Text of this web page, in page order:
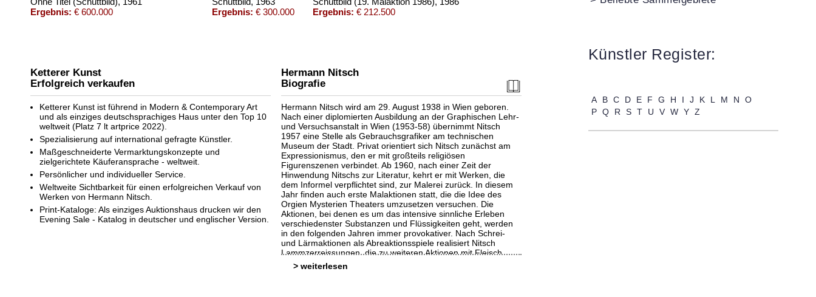
Ergebnis: € 600.000
Ergebnis: € 300.000
Ergebnis: € 212.500
Auktion 520 - Lot 381
HERMANN NITSCH
Bodenschüttbild (38. Malaktion 1996)
Ergebnis:€ 200.000
Ketterer Kunst
Erfolgreich verkaufen
Ketterer Kunst ist führend in Modern & Contemporary Art
und als einziges deutschsprachiges Haus unter den Top 10
weltweit (Platz 7 lt artprice 2022).
Spezialisierung auf international gefragte Künstler.
Maßgeschneiderte Vermarktungskonzepte und
zielgerichtete Käuferansprache - weltweit.
Persönlicher und individueller Service.
Weltweite Sichtbarkeit für einen erfolgreichen Verkauf von
Werken von Hermann Nitsch.
Print-Kataloge: Als einziges Auktionshaus drucken wir den
Evening Sale - Katalog in deutscher und englischer Version.
Hermann Nitsch
Biografie
Hermann Nitsch wird am 29. August 1938 in Wien geboren.
Nach einer diplomierten Ausbildung an der Graphischen Lehr-
und Versuchsanstalt in Wien (1953-58) übernimmt Nitsch
1957 eine Stelle als Gebrauchsgrafiker am technischen
Museum der Stadt. Privat orientiert sich Nitsch zunächst am
Expressionismus, den er mit großteils religiösen
Figurenszenen verbindet. Ab 1960, nach einer Zeit der
Hinwendung Nitschs zur Literatur, kehrt er mit Werken, die
dem Informel verpflichtet sind, zur Malerei zurück. In diesem
Jahr finden auch erste Malaktionen statt, die die Idee des
Orgien Mysterien Theaters umzusetzen versuchen. Die
Aktionen, bei denen es um das intensive sinnliche Erleben
verschiedenster Substanzen und Flüssigkeiten geht, werden
in den folgenden Jahren immer provokativer. Nach Schrei-
und Lärmaktionen als Abreaktionsspiele realisiert Nitsch
Lammzerreissungen, die zu weiteren Aktionen mit Fleisch
führen. Seine Aktivitäten führen ab 1963 zu ständigen
Konfrontationen mit den Behörden und mehrwöchigen
>
Künstler Register:
A B C D E F G H I J K L M N
O
P Q R S T U V W Y Z